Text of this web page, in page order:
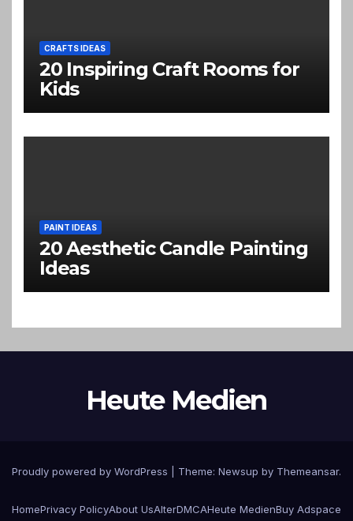
CRAFTS IDEAS
20 Inspiring Craft Rooms for
Kids
PAINT IDEAS
20 Aesthetic Candle Painting
Ideas
Heute Medien
Proudly powered by WordPress Theme: Newsup by Themeansar.
HomePrivacy PolicyAbout UsAlterDMCAHeute MedienBuy Adspace